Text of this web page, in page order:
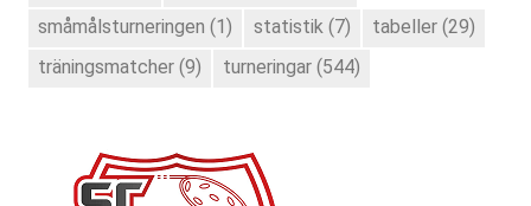
småmålsturneringen (1) statistik (7) tabeller (29)
träningsmatcher (9) turneringar (544)